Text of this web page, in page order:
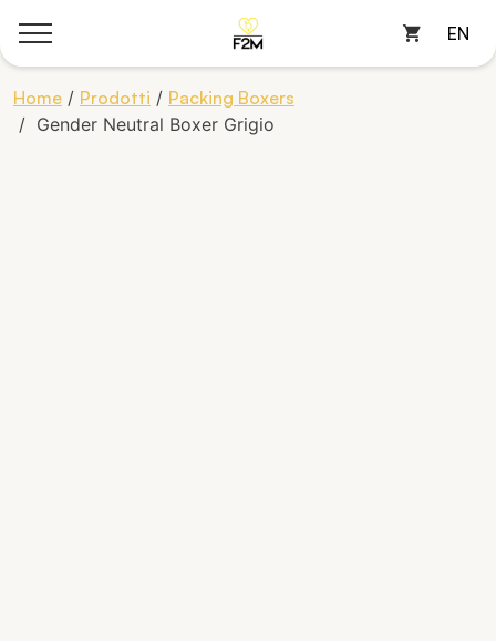
to
content
EN
Home / Prodotti / Packing Boxers
/ Gender Neutral Boxer Grigio